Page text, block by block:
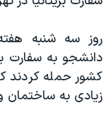
همایش
صفحه‌های ویژه
سفر پرزیدنت
روز سه شنبه
دانشجو به سفارت
کشور حمله کردند
زیادی به ساختمان